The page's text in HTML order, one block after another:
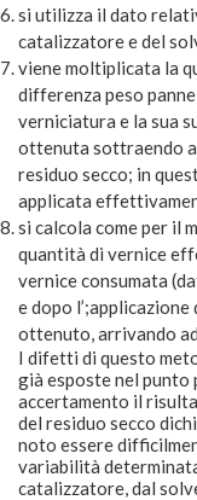
si utilizza il dato
catalizzatore e del
viene moltiplicata la
differenza peso
verniciatura e la sua
ottenuta sottraendo
residuo secco; in
applicata
si calcola come per il
quantità di vernice
vernice consumata
e dopo
ottenuto, arrivando
I difetti di questo
già esposte nel punto
accertamento il
del residuo secco
noto essere
variabilità
catalizzatore, dal